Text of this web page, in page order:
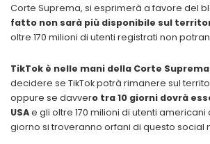
Corte Suprema, si esprimerà a favore del
fatto non sarà più disponibile sul
oltre 170 milioni di utenti registrati non
TikTok è nelle mani della Corte Suprema
decidere se TikTok potrà rimanere sul
oppure se davvero tra 10 giorni dovrà
USAe gli oltre 170 milioni di utenti
giorno si troveranno orfani di questo social